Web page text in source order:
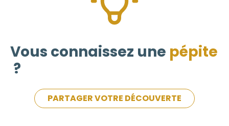
Vous connaissez une pépite
?
PARTAGER VOTRE DÉCOUVERTE